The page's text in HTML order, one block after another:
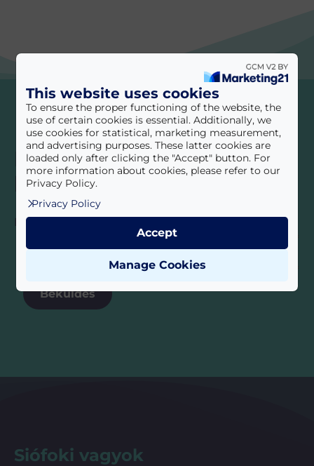
Iratkozzon fel
hírlevelünkre!
Érdekességek, hasznos információk
Megismertem azAdatvédelmi tájékoztató
Beküldés
Siófoki vagyok
This website uses cookies
To ensure the proper functioning of the website, the
use of certain cookies is essential. Additionally, we
use cookies for statistical, marketing measurement,
and advertising purposes. These latter cookies are
loaded only after clicking the "Accept" button. For
more information about cookies, please refer to our
Privacy Policy.
Privacy Policy
Manage Cookies
Accept